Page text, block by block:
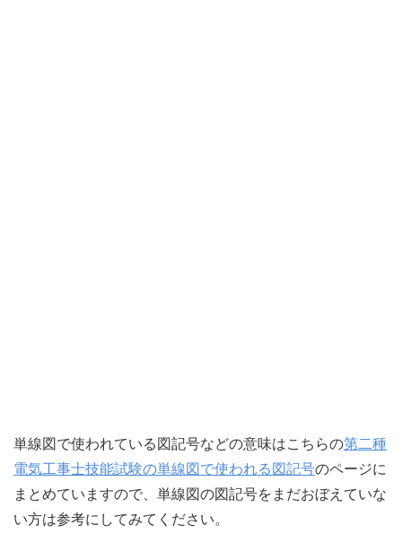
単線図で使われている図記号などの意味はこちらの第二種
電気工事士技能試験の単線図で使われる図記号のページに
まとめていますので、単線図の図記号をまだおぼえていな
い方は参考にしてみてください。